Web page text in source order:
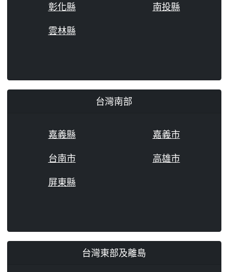
彰化縣
南投縣
雲林縣
台灣南部
嘉義縣
嘉義市
台南市
高雄市
屏東縣
台灣東部及離島